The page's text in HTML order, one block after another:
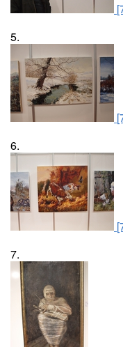
5.
6.
7.